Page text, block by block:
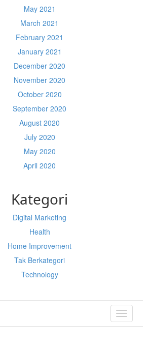
May 2021
March 2021
February 2021
January 2021
December 2020
November 2020
October 2020
September 2020
August 2020
July 2020
May 2020
April 2020
Kategori
Digital Marketing
Health
Home Improvement
Tak Berkategori
Technology
TOGGLE